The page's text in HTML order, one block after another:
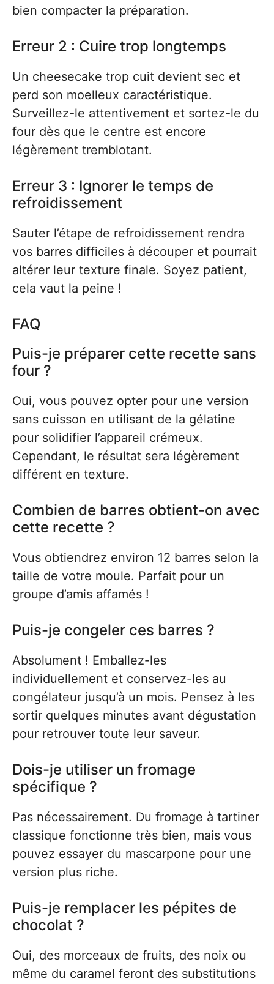
bien compacter la préparation.
Erreur 2 : Cuire trop longtemps
Un cheesecake trop cuit devient sec et
perd son moelleux caractéristique.
Surveillez-le attentivement et sortez-le du
four dès que le centre est encore
légèrement tremblotant.
Erreur 3 : Ignorer le temps de
refroidissement
Sauter l’étape de refroidissement rendra
vos barres difficiles à découper et pourrait
altérer leur texture finale. Soyez patient,
cela vaut la peine !
FAQ
Puis-je préparer cette recette sans
four ?
Oui, vous pouvez opter pour une version
sans cuisson en utilisant de la gélatine
pour solidifier l’appareil crémeux.
Cependant, le résultat sera légèrement
différent en texture.
Combien de barres obtient-on avec
cette recette ?
Vous obtiendrez environ 12 barres selon la
taille de votre moule. Parfait pour un
groupe d’amis affamés !
Puis-je congeler ces barres ?
Absolument ! Emballez-les
individuellement et conservez-les au
congélateur jusqu’à un mois. Pensez à les
sortir quelques minutes avant dégustation
pour retrouver toute leur saveur.
Dois-je utiliser un fromage
spécifique ?
Pas nécessairement. Du fromage à tartiner
classique fonctionne très bien, mais vous
pouvez essayer du mascarpone pour une
version plus riche.
Puis-je remplacer les pépites de
chocolat ?
Oui, des morceaux de fruits, des noix ou
même du caramel feront des substitutions